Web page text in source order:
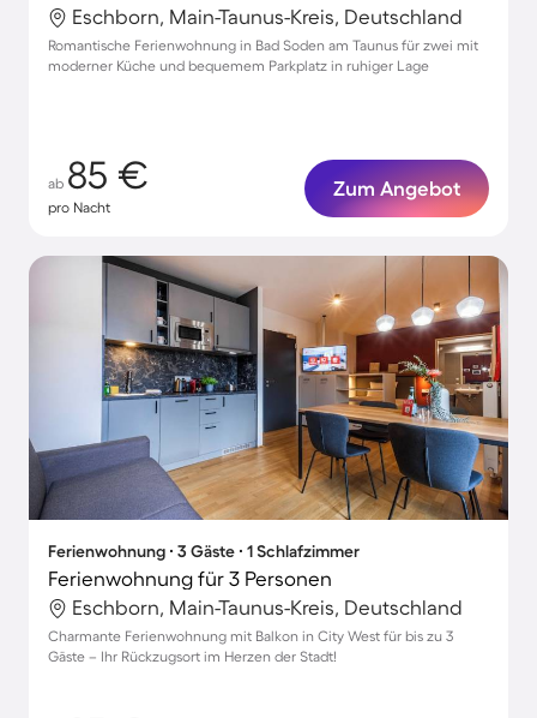
Eschborn, Main-Taunus-Kreis, Deutschland
Romantische Ferienwohnung in Bad Soden am Taunus für zwei mit
moderner Küche und bequemem Parkplatz in ruhiger Lage
ab 85 €
pro Nacht
Zum Angebot
Ferienwohnung ∙ 3 Gäste ∙ 1 Schlafzimmer
Ferienwohnung für 3 Personen
Eschborn, Main-Taunus-Kreis, Deutschland
Charmante Ferienwohnung mit Balkon in City West für bis zu 3
Gäste – Ihr Rückzugsort im Herzen der Stadt!